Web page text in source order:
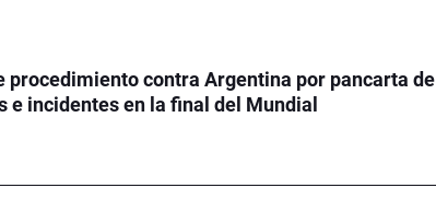
procedimiento contra Argentina por pancarta de
e incidentes en la final del Mundial